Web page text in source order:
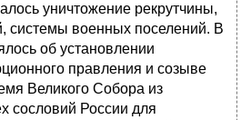
уничтожение рекрутчины,
системы военных посе­лений. В
об установлении
правления и созыве
Великого Собора из
сословий России для